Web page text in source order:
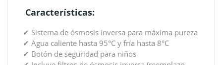
Características:
✔ Sistema de ósmosis inversa para máxima pureza
✔ Agua caliente hasta 95°C y fría hasta 8°C
✔ Botón de seguridad para niños